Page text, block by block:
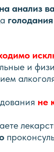
анализ
и
не